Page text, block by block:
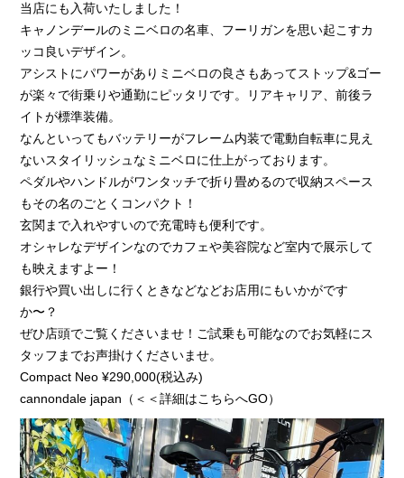
当店にも入荷いたしました！
キャノンデールのミニベロの名車、フーリガンを思い起こすカ
ッコ良いデザイン。
アシストにパワーがありミニベロの良さもあってストップ&ゴー
が楽々で街乗りや通勤にピッタリです。リアキャリア、前後ラ
イトが標準装備。
なんといってもバッテリーがフレーム内装で電動自転車に見え
ないスタイリッシュなミニベロに仕上がっております。
ペダルやハンドルがワンタッチで折り畳めるので収納スペース
もその名のごとくコンパクト！
玄関まで入れやすいので充電時も便利です。
オシャレなデザインなのでカフェや美容院など室内で展示して
も映えますよー！
銀行や買い出しに行くときなどなどお店用にもいかがです
か〜？
ぜひ店頭でご覧くださいませ！ご試乗も可能なのでお気軽にス
タッフまでお声掛けくださいませ。
Compact Neo ¥290,000(税込み)
cannondale japan（＜＜詳細はこちらへGO）